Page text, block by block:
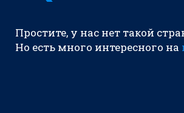
Простите, у нас нет такой
Но есть много интересного на